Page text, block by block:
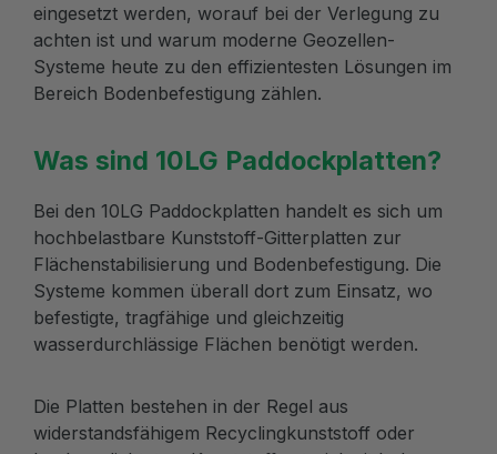
eingesetzt werden, worauf bei der Verlegung zu
achten ist und warum moderne Geozellen-
Systeme heute zu den effizientesten Lösungen im
Bereich Bodenbefestigung zählen.
Was sind 10LG Paddockplatten?
Bei den 10LG Paddockplatten handelt es sich um
hochbelastbare Kunststoff-Gitterplatten zur
Flächenstabilisierung und Bodenbefestigung. Die
Systeme kommen überall dort zum Einsatz, wo
befestigte, tragfähige und gleichzeitig
wasserdurchlässige Flächen benötigt werden.
Die Platten bestehen in der Regel aus
widerstandsfähigem Recyclingkunststoff oder